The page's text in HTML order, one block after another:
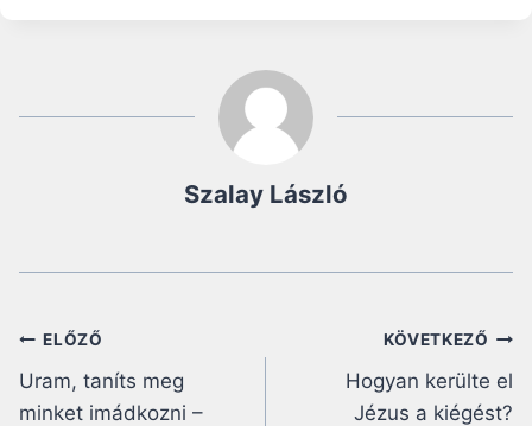
Szalay László
Bejegyzés
navigáció
ELŐZŐ
Uram, taníts meg
minket imádkozni –
KÖVETKEZŐ
Hogyan kerülte el
Jézus a kiégést?